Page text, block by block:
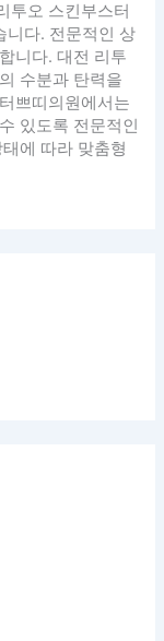
투오 스킨부스터
니다. 전문적인 상
니다. 대전 리투
수분과 탄력을
쁘띠의원에서는
있도록 전문적인
에 따라 맞춤형